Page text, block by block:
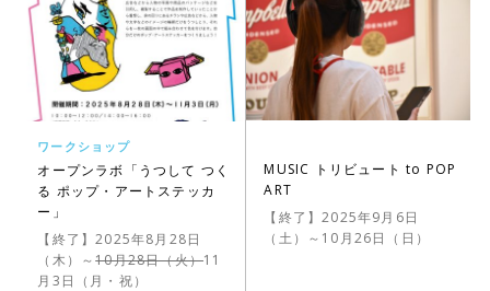
ワークショップ
オープンラボ「うつして つく
る ポップ・アートステッカ
ー」
【終了】2025年8月28日
（木）～10月28日（火）11
月3日（月・祝）
MUSIC トリビュート to POP
ART
【終了】2025年9月6日
（土）～10月26日（日）